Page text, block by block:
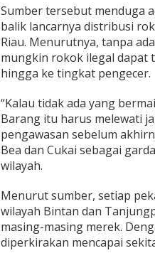
e
u
g
i
a
e
g
a
r
Sumber tersebut menduga
balik lancarnya distribusi
Riau. Menurutnya, tanpa
mungkin rokok ilegal dapat
hingga ke tingkat pengecer.
“Kalau tidak ada yang
Barang itu harus melewati
pengawasan sebelum
Bea dan Cukai sebagai
wilayah.
Menurut sumber, setiap
wilayah Bintan dan
masing-masing merek.
diperkirakan mencapai